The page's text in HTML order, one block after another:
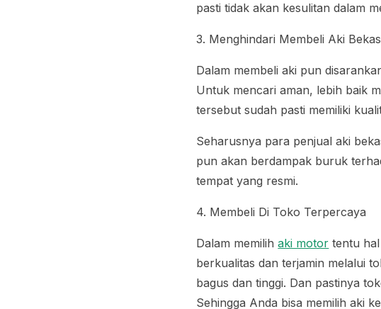
pasti tidak akan kesulitan dalam
3. Menghindari Membeli Aki Bekas
Dalam membeli aki pun
Untuk mencari aman, lebih baik
tersebut sudah pasti memiliki
Seharusnya para penjual aki
pun akan berdampak buruk
tempat yang resmi.
4. Membeli Di Toko Terpercaya
Dalam memilihaki motor tentu
berkualitas dan terjamin melalui
bagus dan tinggi. Dan pastinya
Sehingga Anda bisa memilih aki